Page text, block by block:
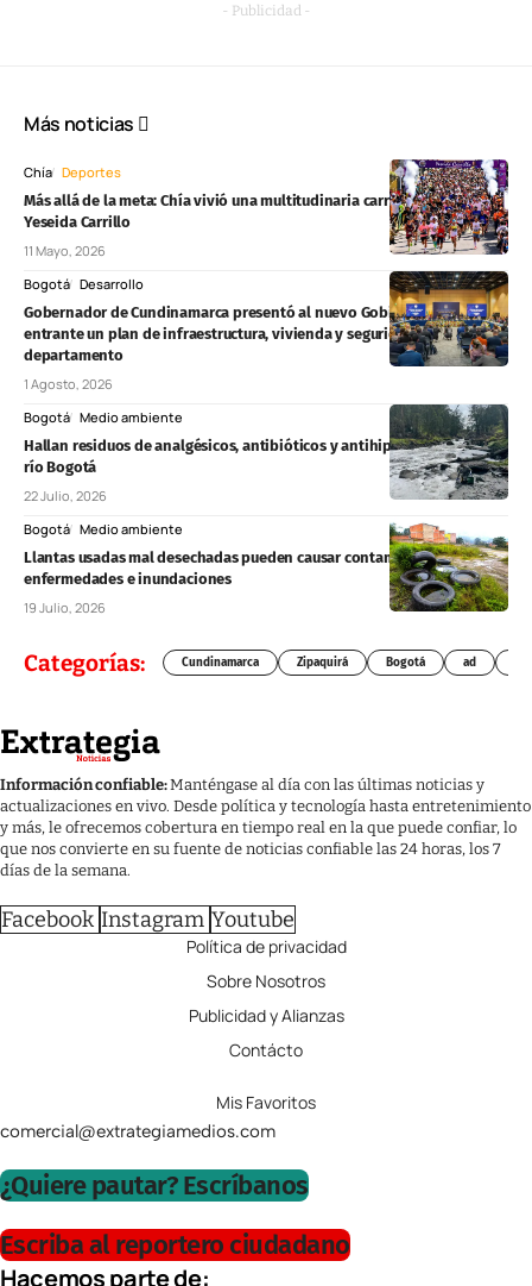
- Publicidad -
Más noticias
Chía Deportes
Más allá de la meta: Chía vivió una multitudinaria carrera solidaria por
Yeseida Carrillo
11 Mayo, 2026
Bogotá Desarrollo
Gobernador de Cundinamarca presentó al nuevo Gobierno Nacional
entrante un plan de infraestructura, vivienda y seguridad para el
departamento
1 Agosto, 2026
Bogotá Medio ambiente
Hallan residuos de analgésicos, antibióticos y antihipertensivos en el
río Bogotá
22 Julio, 2026
Bogotá Medio ambiente
Llantas usadas mal desechadas pueden causar contaminación,
enfermedades e inundaciones
19 Julio, 2026
Categorías: Cundinamarca Zipaquirá Bogotá ad
Información confiable:Manténgase al día con las últimas noticias y
actualizaciones en vivo. Desde política y tecnología hasta entretenimiento
y más, le ofrecemos cobertura en tiempo real en la que puede confiar, lo
que nos convierte en su fuente de noticias confiable las 24 horas, los 7
días de la semana.
Facebook Instagram Youtube
Política de privacidad
Sobre Nosotros
Publicidad y Alianzas
Contácto
Mis Favoritos
comercial@extrategiamedios.com
¿Quiere pautar? Escríbanos
Escriba al reportero ciudadano
Hacemos parte de: